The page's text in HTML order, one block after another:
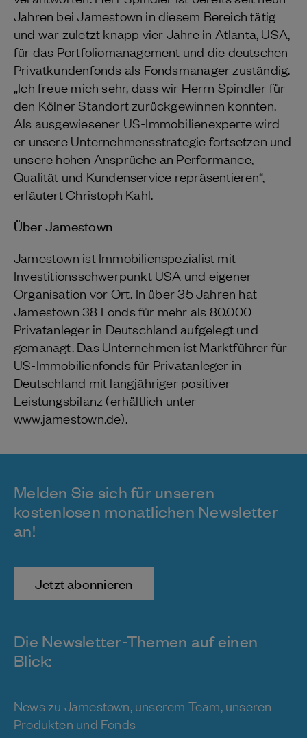
Jahren bei Jamestown in diesem Bereich tätig
und war zuletzt knapp vier Jahre in Atlanta, USA,
für das Portfoliomanagement und die deutschen
Privatkundenfonds als Fondsmanager zuständig.
„Ich freue mich sehr, dass wir Herrn Spindler für
den Kölner Standort zurückgewinnen konnten.
Als ausgewiesener US-Immobilienexperte wird
er unsere Unternehmensstrategie fortsetzen und
unsere hohen Ansprüche an Performance,
Qualität und Kundenservice repräsentieren“,
erläutert Christoph Kahl.
Über Jamestown
Jamestown ist Immobilienspezialist mit
Investitionsschwerpunkt USA und eigener
Organisation vor Ort. In über 35 Jahren hat
Jamestown 38 Fonds für mehr als 80.000
Privatanleger in Deutschland aufgelegt und
gemanagt. Das Unternehmen ist Marktführer für
US-Immobilienfonds für Privatanleger in
Deutschland mit langjähriger positiver
Leistungsbilanz (erhältlich unter
www.jamestown.de).
Die Newsletter-Themen auf einen
Blick:
News zu Jamestown, unserem Team, unseren
Produkten und Fonds
Melden Sie sich für unseren
kostenlosen monatlichen Newsletter
an!
Jetzt abonnieren